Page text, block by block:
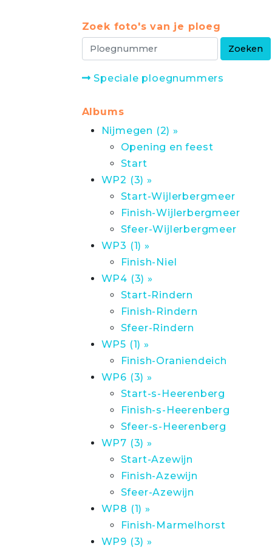
Zoek foto's van je ploeg
Speciale ploegnummers
Albums
Nijmegen (2) »
Opening en feest
Start
WP2 (3) »
Start-Wijlerbergmeer
Finish-Wijlerbergmeer
Sfeer-Wijlerbergmeer
WP3 (1) »
Finish-Niel
WP4 (3) »
Start-Rindern
Finish-Rindern
Sfeer-Rindern
WP5 (1) »
Finish-Oraniendeich
WP6 (3) »
Start-s-Heerenberg
Finish-s-Heerenberg
Sfeer-s-Heerenberg
WP7 (3) »
Start-Azewijn
Finish-Azewijn
Sfeer-Azewijn
WP8 (1) »
Finish-Marmelhorst
WP9 (3) »